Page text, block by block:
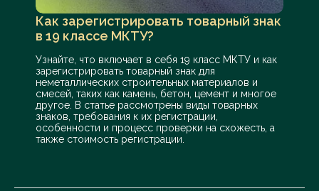
неметаллические;
Доска паркетная;
Доски мемориальные неметаллические;
Дранка (гонт кровельный);
Древесина поделочная;
Древесина фанеровочная;
Древесина формуемая;
Древки знамен [конструкции]
Как зарегистрировать товарный знак
в 19 классе МКТУ?
Узнайте, что включает в себя 19 класс МКТУ и как
зарегистрировать товарный знак для
неметаллических строительных материалов и
смесей, таких как камень, бетон, цемент и многое
другое. В статье рассмотрены виды товарных
знаков, требования к их регистрации,
особенности и процесс проверки на схожесть, а
также стоимость регистрации.